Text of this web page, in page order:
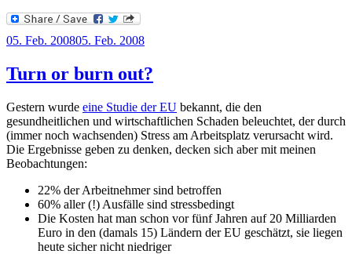
Veröffentlicht
05. Feb. 200805. Feb. 2008
Turn or burn out?
Gestern wurde eine Studie der EU bekannt, die den
gesundheitlichen und wirtschaftlichen Schaden beleuchtet, der durch
(immer noch wachsenden) Stress am Arbeitsplatz verursacht wird.
Die Ergebnisse geben zu denken, decken sich aber mit meinen
Beobachtungen:
22% der Arbeitnehmer sind betroffen
60% aller (!) Ausfälle sind stressbedingt
Die Kosten hat man schon vor fünf Jahren auf 20 Milliarden
Euro in den (damals 15) Ländern der EU geschätzt, sie liegen
heute sicher nicht niedriger